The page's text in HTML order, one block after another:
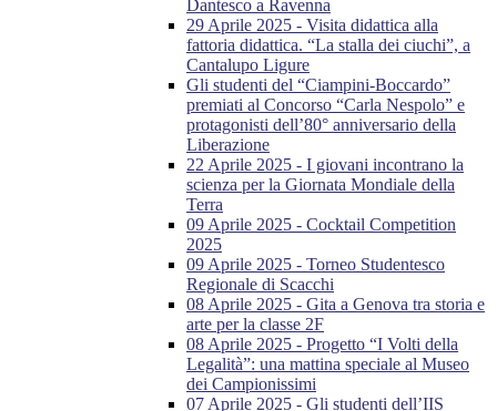
Dantesco a Ravenna
29 Aprile 2025 - Visita didattica alla
fattoria didattica. “La stalla dei ciuchi”, a
Cantalupo Ligure
Gli studenti del “Ciampini-Boccardo”
premiati al Concorso “Carla Nespolo” e
protagonisti dell’80° anniversario della
Liberazione
22 Aprile 2025 - I giovani incontrano la
scienza per la Giornata Mondiale della
Terra
09 Aprile 2025 - Cocktail Competition
2025
09 Aprile 2025 - Torneo Studentesco
Regionale di Scacchi
08 Aprile 2025 - Gita a Genova tra storia e
arte per la classe 2F
08 Aprile 2025 - Progetto “I Volti della
Legalità”: una mattina speciale al Museo
dei Campionissimi
07 Aprile 2025 - Gli studenti dell’IIS